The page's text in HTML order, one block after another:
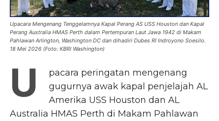
Upacara Mengenang Tenggelamnya Kapal Perang AS USS Houston dan Kapal
Perang Australia HMAS Perth dalam Pertempuran Laut Jawa 1942 di Makam
Pahlawan Arlington, Washington DC dan dihadiri Dubes RI Indroyono Soesilo.
18 Mei 2026 (Foto: KBRI Washington)
U
pacara peringatan mengenang
gugurnya awak kapal penjelajah AL
Amerika USS Houston dan AL
Australia HMAS Perth di Makam Pahlawan